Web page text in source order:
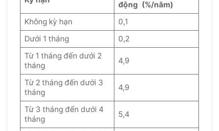
động (%/năm)
Không kỳ hạn
0,1
Dưới 1 tháng
0,2
Từ 1 tháng đến dưới 2
tháng
4,9
Từ 2 tháng đến dưới 3
tháng
4,9
Từ 3 tháng đến dưới 4
tháng
5,4